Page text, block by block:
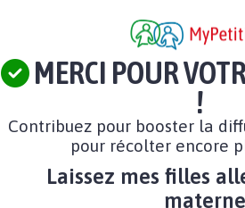
MERCI POUR
!
Contribuez pour booster la
pour récolter encore
Laissez mes filles